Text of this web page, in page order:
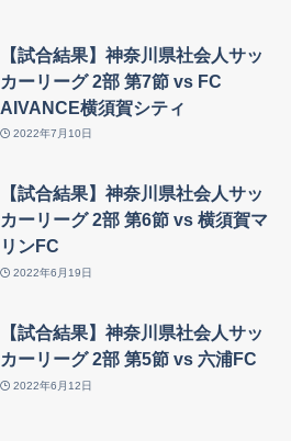
【試合結果】神奈川県社会人サッ
カーリーグ 2部 第7節 vs FC
AIVANCE横須賀シティ
2022年7月10日
【試合結果】神奈川県社会人サッ
カーリーグ 2部 第6節 vs 横須賀マ
リンFC
2022年6月19日
【試合結果】神奈川県社会人サッ
カーリーグ 2部 第5節 vs 六浦FC
2022年6月12日